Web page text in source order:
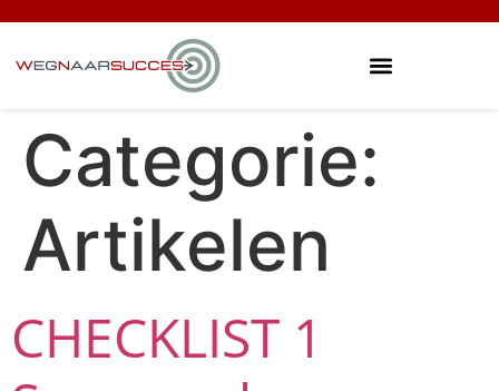
Categorie:
Artikelen
CHECKLIST 1